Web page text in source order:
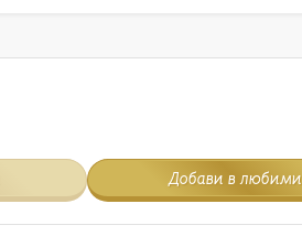
Добави в любими